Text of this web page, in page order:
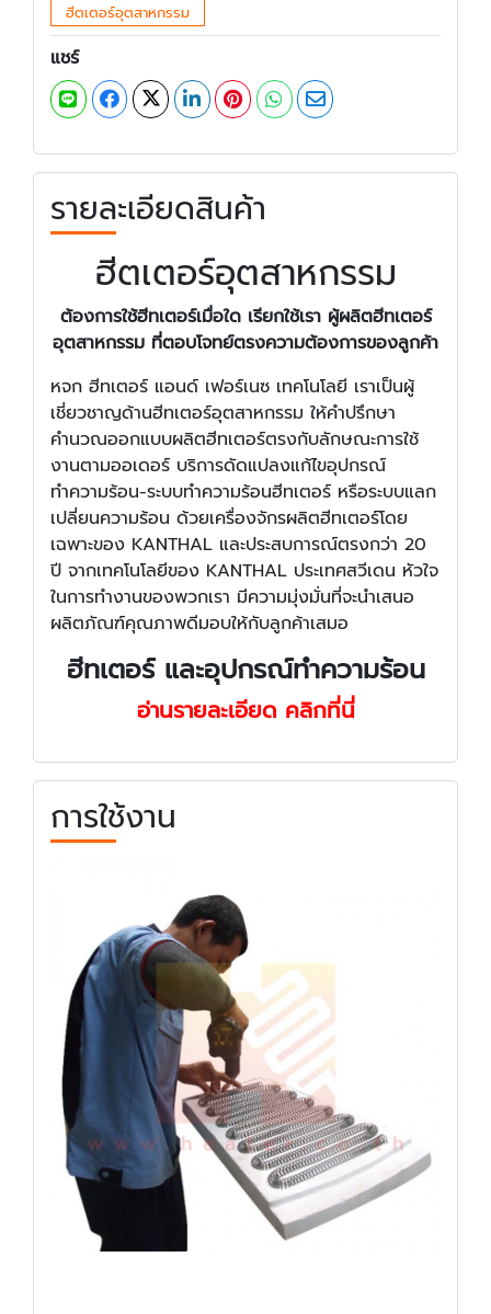
ฮีตเตอร์อุตสาหกรรม
แชร์
รายละเอียดสินค้า
ฮีตเตอร์อุตสาหกรรม
ต้องการใช้ฮีทเตอร์เมื่อใด เรียกใช้เรา ผู้ผลิตฮีทเตอร์
อุตสาหกรรม ที่ตอบโจทย์ตรงความต้องการของลูกค้า
หจก ฮีทเตอร์ แอนด์ เฟอร์เนซ เทคโนโลยี เราเป็นผู้
เชี่ยวชาญด้านฮีทเตอร์อุตสาหกรรม ให้คำปรึกษา
คำนวณออกแบบผลิตฮีทเตอร์ตรงกับลักษณะการใช้
งานตามออเดอร์ บริการดัดแปลงแก้ไขอุปกรณ์
ทำความร้อน-ระบบทำความร้อนฮีทเตอร์ หรือระบบแลก
เปลี่ยนความร้อน ด้วยเครื่องจักรผลิตฮีทเตอร์โดย
เฉพาะของ KANTHAL และประสบการณ์ตรงกว่า 20
ปี จากเทคโนโลยีของ KANTHAL ประเทศสวีเดน หัวใจ
ในการทำงานของพวกเรา มีความมุ่งมั่นที่จะนำเสนอ
ผลิตภัณฑ์คุณภาพดีมอบให้กับลูกค้าเสมอ
ฮีทเตอร์ และอุปกรณ์ทำความร้อน
อ่านรายละเอียด คลิกที่นี่
การใช้งาน